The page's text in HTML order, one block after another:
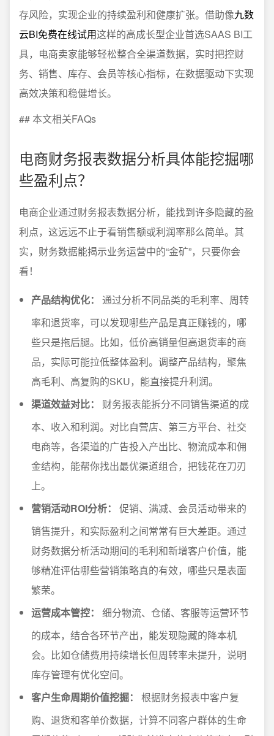
存风险，实现企业的持续盈利和健康扩张。借助像九数
云BI免费在线试用这样的高成长型企业首选SAAS BI工
具，电商卖家能够轻松整合全渠道数据，实时把控财
务、销售、库存、会员等核心指标，在数据驱动下实现
高效决策和稳健增长。
## 本文相关FAQs
电商财务报表数据分析具体能挖掘哪
些盈利点？
电商企业通过财务报表数据分析，能找到许多隐藏的盈
利点，这远远不止于看销售额或利润率那么简单。其
实，财务数据能揭示业务运营中的“金矿”，只要你会
看！
产品结构优化：
通过分析不同品类的毛利率、周转
率和退货率，可以发现哪些产品是真正赚钱的，哪
些只是拖后腿。比如，低价高销量但高退货率的商
品，实际可能拉低整体盈利。调整产品结构，聚焦
高毛利、高复购的SKU，能直接提升利润。
渠道效益对比：
财务报表能拆分不同销售渠道的成
本、收入和利润。对比自营店、第三方平台、社交
电商等，各渠道的广告投入产出比、物流成本和佣
金结构，能帮你找出最优渠道组合，把钱花在刀刃
上。
营销活动ROI分析：
促销、满减、会员活动带来的
销售提升，和实际盈利之间常常有巨大差距。通过
财务数据分析活动期间的毛利和新增客户价值，能
够精准评估哪些营销策略真的有效，哪些只是表面
繁荣。
运营成本管控：
细分物流、仓储、客服等运营环节
的成本，结合各环节产出，能发现隐藏的降本机
会。比如仓储费用持续增长但周转率未提升，说明
库存管理有优化空间。
客户生命周期价值挖掘：
根据财务报表中客户复
购、退货和客单价数据，计算不同客户群体的生命